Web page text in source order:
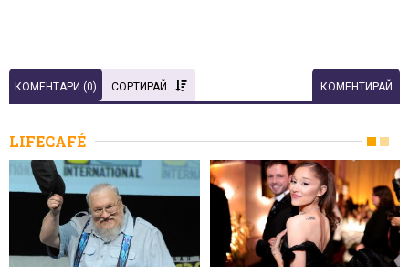
КОМЕНТАРИ (0) СОРТИРАЙ КОМЕНТИРАЙ
LIFECAFÉ